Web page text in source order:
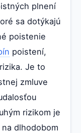
plnení
sa dotýkajú
poistenie
poistení,
Je to
zmluve
rizikom je
dlhodobom